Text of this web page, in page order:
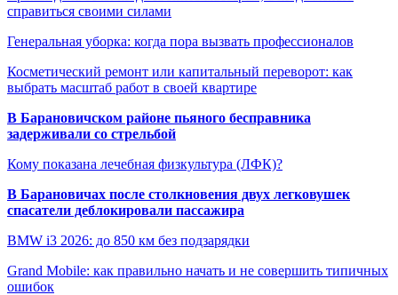
справиться своими силами
Генеральная уборка: когда пора вызвать профессионалов
Косметический ремонт или капитальный переворот: как
выбрать масштаб работ в своей квартире
В Барановичском районе пьяного бесправника
задерживали со стрельбой
Кому показана лечебная физкультура (ЛФК)?
В Барановичах после столкновения двух легковушек
спасатели деблокировали пассажира
BMW i3 2026: до 850 км без подзарядки
Grand Mobile: как правильно начать и не совершить типичных
ошибок